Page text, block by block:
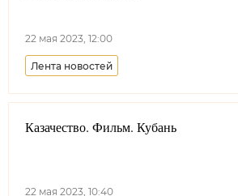
22 мая 2023, 12:00
Лента новостей
Волжское войсковое казачье общество
Всероссийское казачье общество
Казачество. Фильм. Кубань
22 мая 2023, 10:40